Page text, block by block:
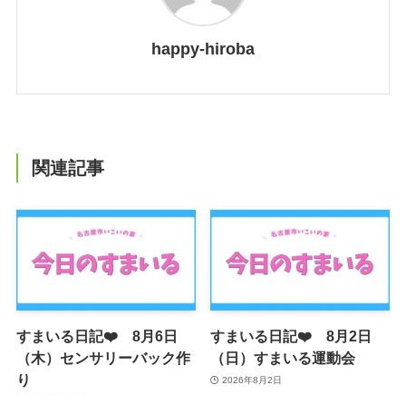
happy-hiroba
関連記事
すまいる日記❤️ 8月6日
（木）センサリーバック作
り
すまいる日記❤️ 8月2日
（日）すまいる運動会
2026年8月2日